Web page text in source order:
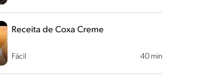
Fácil 40 min
Receita de Coxa Creme